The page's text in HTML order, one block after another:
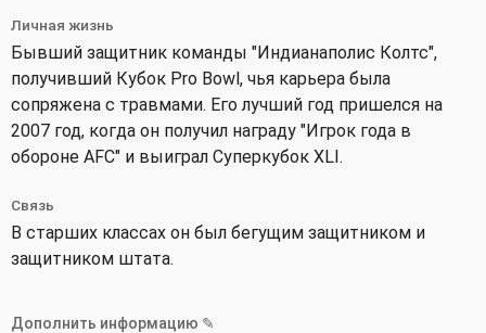
Личная жизнь
Бывший защитник команды "Индианаполис Колтс",
получивший Кубок Pro Bowl, чья карьера была
сопряжена с травмами. Его лучший год пришелся на
2007 год, когда он получил награду "Игрок года в
обороне AFC" и выиграл Суперкубок XLI.
Связь
В старших классах он был бегущим защитником и
защитником штата.
Дополнить информацию ✎